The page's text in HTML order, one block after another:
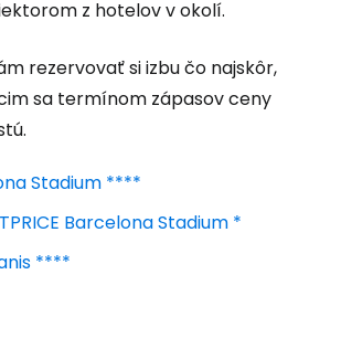
z hotelov v okolí.
rezervovať si izbu čo najskôr,
sa termínom zápasov ceny
Stadium ****
Barcelona Stadium *
****